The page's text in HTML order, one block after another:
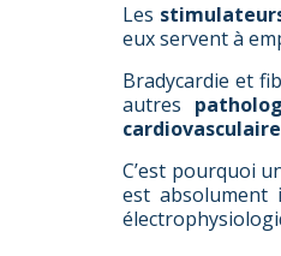
Les
eux servent à
Bradycardie et
autres
C’est pourquoi
est absolument